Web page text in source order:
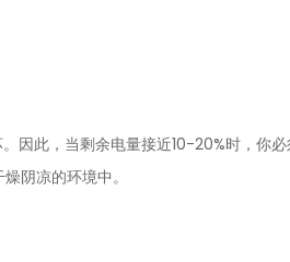
因此，当剩余电量接近10-20%时，你
阴凉的环境中。